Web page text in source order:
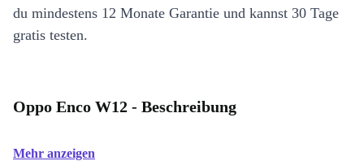
du mindestens 12 Monate Garantie und kannst 30 Tage
gratis testen.
Oppo Enco W12 - Beschreibung
Mehr anzeigen